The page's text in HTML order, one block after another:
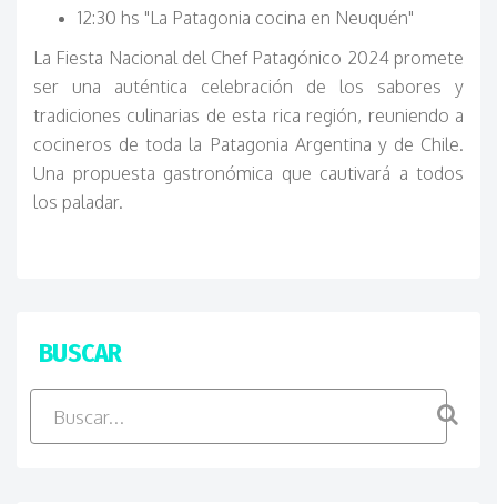
12:30 hs "La Patagonia cocina en Neuquén"
La Fiesta Nacional del Chef Patagónico 2024 promete
ser una auténtica celebración de los sabores y
tradiciones culinarias de esta rica región, reuniendo a
cocineros de toda la Patagonia Argentina y de Chile.
Una propuesta gastronómica que cautivará a todos
los paladar.
BUSCAR